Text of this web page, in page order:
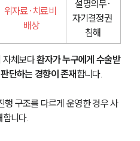
위자료·치료비
배상
설명의무·
자기결정권
침해
자체보다 환자가 누구에게 수술받
단하는 경향이 존재합니다.
행 구조를 다르게 운영한 경우 사
니다.